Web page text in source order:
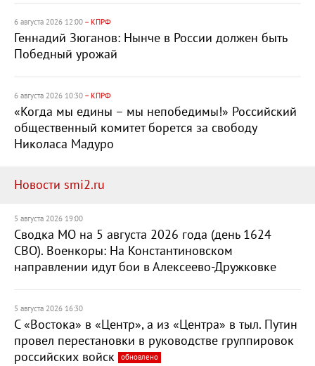
6 августа 2026 12:00 – КПРФ
Геннадий Зюганов: Нынче в России должен быть
Победный урожай
6 августа 2026 10:30 – КПРФ
«Когда мы едины – мы непобедимы!» Российский
общественный комитет борется за свободу
Николаса Мадуро
Новости smi2.ru
5 августа 2026 19:00
Сводка МО на 5 августа 2026 года (день 1624
СВО). Военкоры: На Константиновском
направлении идут бои в Алексеево-Дружковке
5 августа 2026 16:30
С «Востока» в «Центр», а из «Центра» в тыл. Путин
провел перестановки в руководстве группировок
российских войск
обновлено